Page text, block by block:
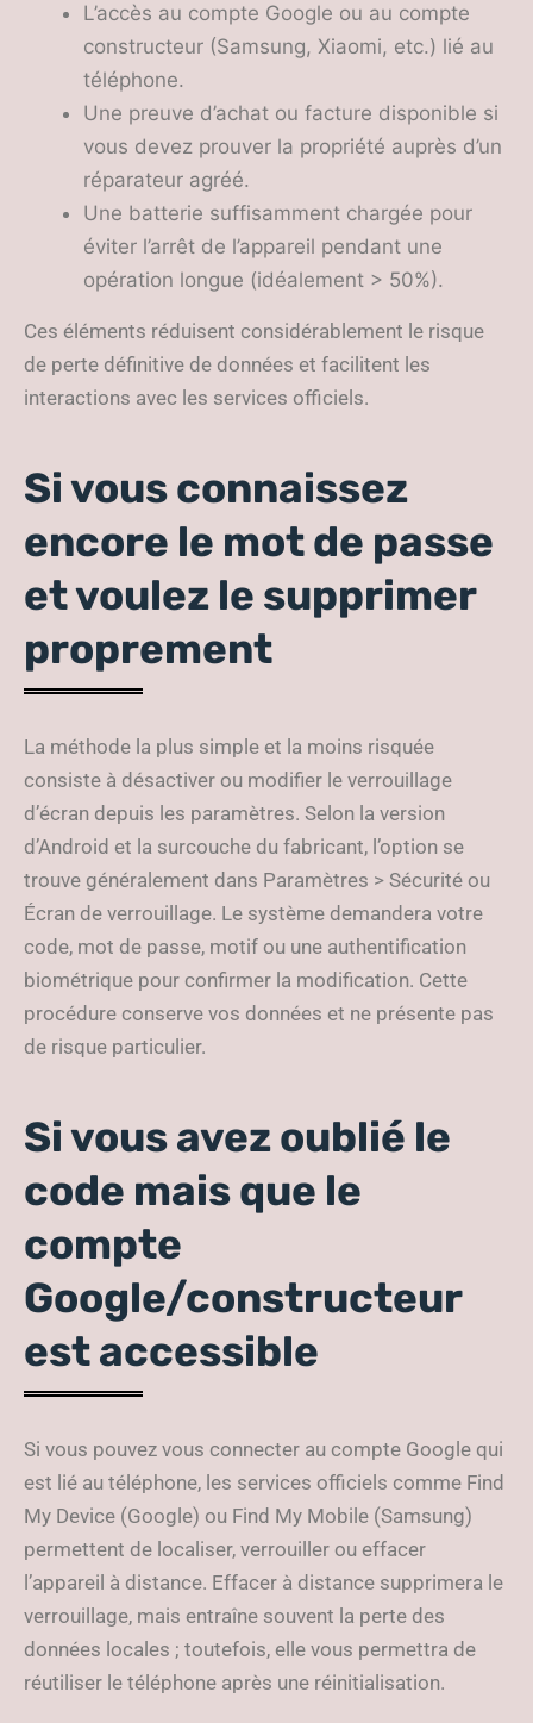
L’accès au compte Google ou au compte
constructeur (Samsung, Xiaomi, etc.) lié au
téléphone.
Une preuve d’achat ou facture disponible si
vous devez prouver la propriété auprès d’un
réparateur agréé.
Une batterie suffisamment chargée pour
éviter l’arrêt de l’appareil pendant une
opération longue (idéalement > 50%).
Ces éléments réduisent considérablement le risque
de perte définitive de données et facilitent les
interactions avec les services officiels.
Si vous connaissez
encore le mot de passe
et voulez le supprimer
proprement
La méthode la plus simple et la moins risquée
consiste à désactiver ou modifier le verrouillage
d’écran depuis les paramètres. Selon la version
d’Android et la surcouche du fabricant, l’option se
trouve généralement dans Paramètres > Sécurité ou
Écran de verrouillage. Le système demandera votre
code, mot de passe, motif ou une authentification
biométrique pour confirmer la modification. Cette
procédure conserve vos données et ne présente pas
de risque particulier.
Si vous avez oublié le
code mais que le
compte
Google/constructeur
est accessible
Si vous pouvez vous connecter au compte Google qui
est lié au téléphone, les services officiels comme Find
My Device (Google) ou Find My Mobile (Samsung)
permettent de localiser, verrouiller ou effacer
l’appareil à distance. Effacer à distance supprimera le
verrouillage, mais entraîne souvent la perte des
données locales ; toutefois, elle vous permettra de
réutiliser le téléphone après une réinitialisation.